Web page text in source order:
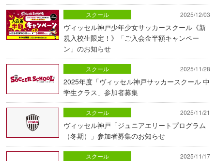
2025/12/03
ヴィッセル神戸少年少女サッカースクール《新
規入校生限定！》「ご入会金半額キャンペー
ン」のお知らせ
スクール
2025/11/28
2025年度「ヴィッセル神戸サッカースクール 中
学生クラス」参加者募集
スクール
2025/11/21
ヴィッセル神戸「ジュニアエリートプログラム
（冬期）」参加者募集のお知らせ
スクール
2025/11/17
スクール